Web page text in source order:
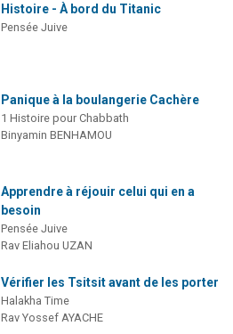
Histoire - À bord du Titanic
Pensée Juive
Panique à la boulangerie Cachère
1 Histoire pour Chabbath
Binyamin BENHAMOU
Apprendre à réjouir celui qui en a
besoin
Pensée Juive
Rav Eliahou UZAN
Vérifier les Tsitsit avant de les porter
Halakha Time
Rav Yossef AYACHE